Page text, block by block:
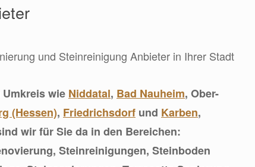
und Steinreinigung Anbieter in Ihrer Stadt
wie Niddatal, Bad Nauheim, Ober-
(Hessen), Friedrichsdorf und Karben,
wir für Sie da in den Bereichen:
Steinreinigungen, Steinboden